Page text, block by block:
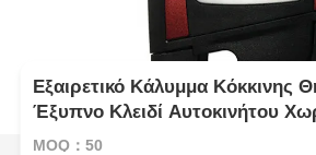
Εξαιρετικό Κάλυμμα Κόκκινης
Έξυπνο Κλειδί Αυτοκινήτου
MOQ：50